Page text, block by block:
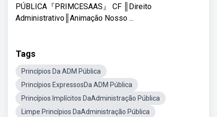
PÚBLICA『PRIMCESAAS』 CF ║Direito
Administrativo║Animação Nosso ...
Tags
Princípios Da ADM Pública
Princípios ExpressosDa ADM Pública
Princípios Implícitos DaAdministração Pública
Limpe Princípios DaAdministração Pública